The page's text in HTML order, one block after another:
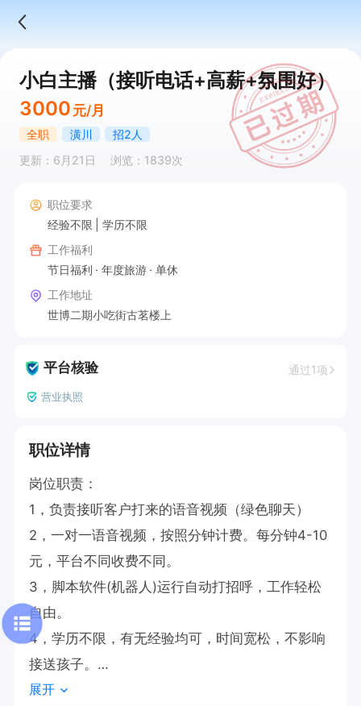
小白主播（接听电话+高薪+氛围好）
3000 元/月
全职 潢川
招2人
更新：6月21日
浏览：1839次
职位要求
经验不限
学历不限
工作福利
节日福利
年度旅游
单休
工作地址
世博二期小吃街古茗楼上
平台核验 通过1项
营业执照
职位详情
岗位职责：
1，负责接听客户打来的语音视频（绿色聊天）
2，一对一语音视频，按照分钟计费。每分钟4-10
元，平台不同收费不同。
3，脚本软件(机器人)运行自动打招呼，工作轻松
自由。
4，学历不限，有无经验均可，时间宽松，不影响
接送孩子。
工作时间：早10点30到晚7点30
展开